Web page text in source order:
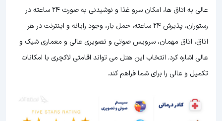
عالی به اتاق ها، امکان سرو غذا و نوشیدنی به صورت 24 ساعته در
رستوران، پذیرش 24 ساعته، حمل بار، وجود رایانه و اینترنت در هر
اتاق، اتاق مهمان، سرویس صوتی و تصویری عالی و معماری شیک و
عالی اشاره کرد. انتخاب این هتل می تواند اقامتی لاکچری با امکانات
تکمیل و عالی را برای شما فراهم کند.